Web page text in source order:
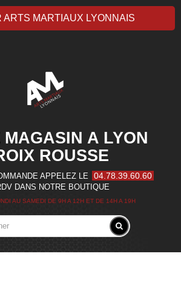
ARTS MARTIAUX LYONNAIS
MAGASIN A LYON
ROUSSE
APPELEZ LE 04.78.39.60.60
DANS NOTRE BOUTIQUE
AU SAMEDI DE 9H A 12H ET DE 14H A 19H